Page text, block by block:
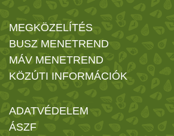
MEGKÖZELÍTÉS
BUSZ MENETREND
MÁV MENETREND
KÖZÚTI INFORMÁCIÓK
ADATVÉDELEM
ÁSZF